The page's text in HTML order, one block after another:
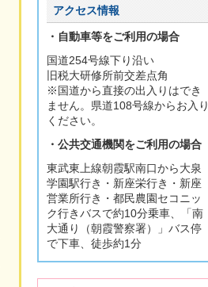
アクセス情報
・自動車等をご利用の場合
国道254号線下り沿い
旧税大研修所前交差点角
※国道から直接の出入りはでき
ません。県道108号線からお入り
ください。
・公共交通機関をご利用の場合
東武東上線朝霞駅南口から大泉
学園駅行き・新座栄行き・新座
営業所行き・都民農園セコニッ
ク行きバスで約10分乗車、「南
大通り（朝霞警察署）」バス停
で下車、徒歩約1分